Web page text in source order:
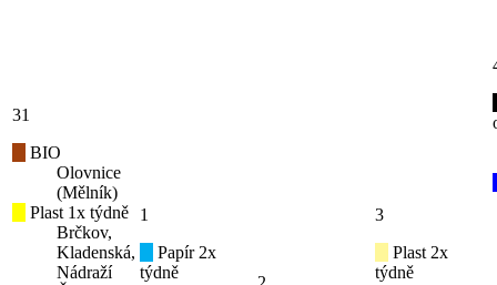
31
BIO
Olovnice
(Mělník)
Plast 1x týdně
Brčkov,
Kladenská,
Nádraží
1
Papír 2x
týdně
3
Plast 2x
týdně